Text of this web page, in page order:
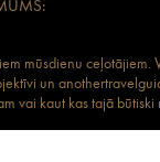
mūsdienu
un
vai kaut kas tajā